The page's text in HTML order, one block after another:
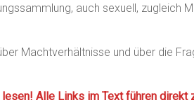
auch sexuell, zugleich
Machtverhältnisse und über die
Alle Links im Text führen direkt